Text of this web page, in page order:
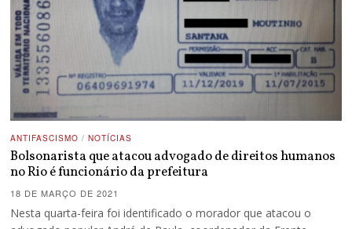
ANTIFASCISMO / NOTÍCIAS
Bolsonarista que atacou advogado de direitos humanos
no Rio é funcionário da prefeitura
18 DE MARÇO DE 2021
Nesta quarta-feira foi identificado o morador que atacou o